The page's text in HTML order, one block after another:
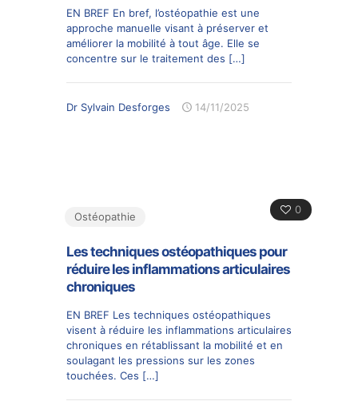
EN BREF En bref, l’ostéopathie est une
approche manuelle visant à préserver et
améliorer la mobilité à tout âge. Elle se
concentre sur le traitement des […]
Dr Sylvain Desforges 14/11/2025
0
Ostéopathie
Les techniques ostéopathiques pour
réduire les inflammations articulaires
chroniques
EN BREF Les techniques ostéopathiques
visent à réduire les inflammations articulaires
chroniques en rétablissant la mobilité et en
soulagant les pressions sur les zones
touchées. Ces […]